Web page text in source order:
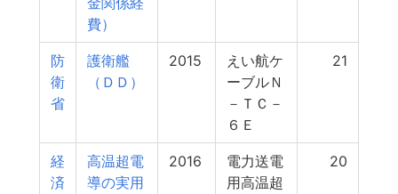
費）
防
衛
省
護衛艦
（ＤＤ）
2015
えい航ケ
ーブルＮ
－ＴＣ－
６Ｅ
21
経
済
高温超電
導の実用
2016
電力送電
用高温超
20